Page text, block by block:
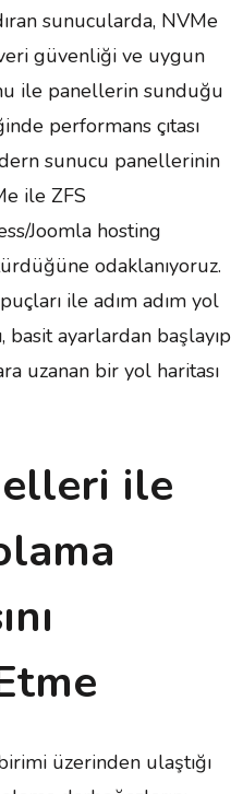
sunucularda, NVMe
güvenliği ve uygun
ile panellerin sunduğu
performans çıtası
sunucu panellerinin
ile ZFS
Joomla hosting
odaklanıyoruz.
ile adım adım yol
basit ayarlardan başlayıp
uzanan bir yol haritası
ile
üzerinden ulaştığı